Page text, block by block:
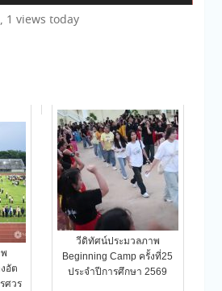
, 1 views today
อัต
ศวร
วีดิทัศน์ประมวลภาพ
Beginning Camp ครั้งที่25
ประจำปีการศึกษา 2569